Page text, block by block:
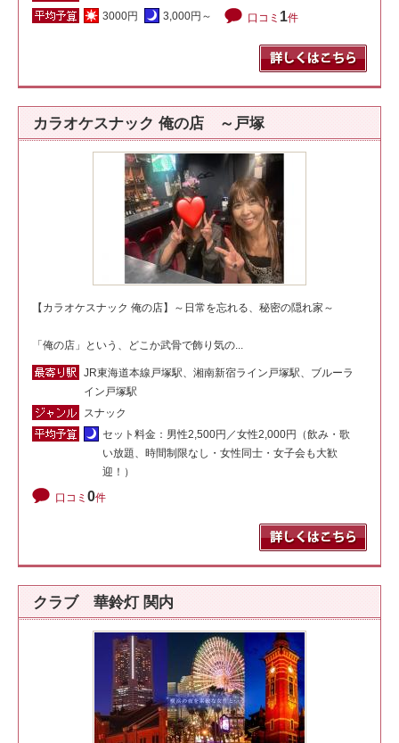
3000円
3,000円～ 口コミ 1件
カラオケスナック 俺の店 ～戸塚
【カラオケスナック 俺の店】～日常を忘れる、秘密の隠れ家～
「俺の店」という、どこか武骨で飾り気の...
JR東海道本線戸塚駅、湘南新宿ライン戸塚駅、ブルーラ
イン戸塚駅
スナック
セット料金：男性2,500円／女性2,000円（飲み・歌
い放題、時間制限なし・女性同士・女子会も大歓
迎！）
口コミ 0件
クラブ 華鈴灯 関内